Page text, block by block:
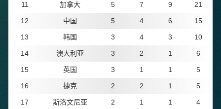
11 加拿大 5 7 9 21
12 中国 5 4 6 15
13 韩国 3 4 3 10
14 澳大利亚 3 2 1 6
15 英国 3 1 1 5
16 捷克 2 2 1 5
17 斯洛文尼亚 2 1 1 4